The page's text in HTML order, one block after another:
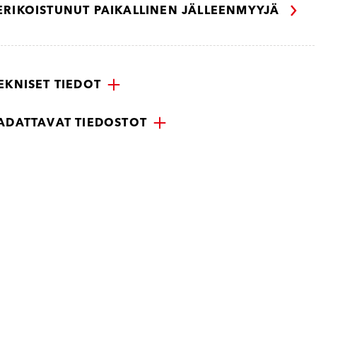
PAIKALLINEN JÄLLEENMYYJÄ
TIEDOT
TIEDOSTOT